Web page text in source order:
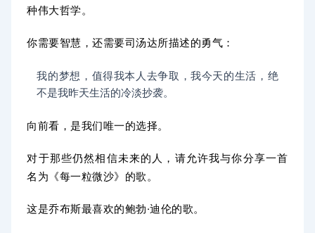
种伟大哲学。
你需要智慧，还需要司汤达所描述的勇气：
我的梦想，值得我本人去争取，我今天的生活，绝
不是我昨天生活的冷淡抄袭。
向前看，是我们唯一的选择。
对于那些仍然相信未来的人，请允许我与你分享一首
名为《每一粒微沙》的歌。
这是乔布斯最喜欢的鲍勃·迪伦的歌。